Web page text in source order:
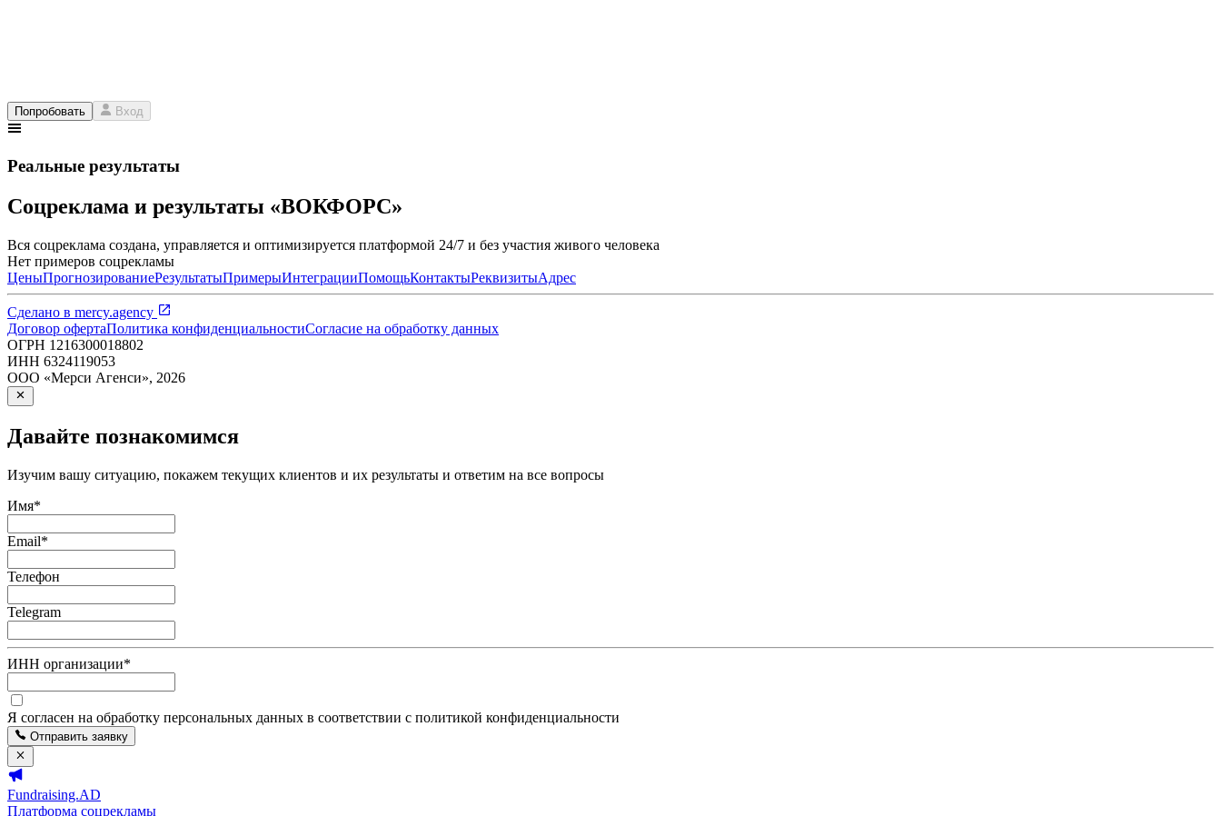
Попробовать Вход
Реальные результаты
Соцреклама и результаты «ВОКФОРС»
Вся соцреклама создана, управляется и оптимизируется платформой 24/7 и без участия живого человека
Нет примеров соцрекламы
ЦеныПрогнозированиеРезультатыПримерыИнтеграцииПомощьКонтактыРеквизитыАдрес
Сделано в mercy.agency
Договор офертаПолитика конфиденциальностиСогласие на обработку данных
ОГРН 1216300018802
ИНН 6324119053
ООО «Мерси Агенси», 2026
Давайте познакомимся
Изучим вашу ситуацию, покажем текущих клиентов и их результаты и ответим на все вопросы
Имя*
Email*
Телефон
Telegram
ИНН организации*
Я согласен на обработку персональных данных в соответствии с политикой конфиденциальности
Отправить заявку
Fundraising.AD
Платформа соцрекламы